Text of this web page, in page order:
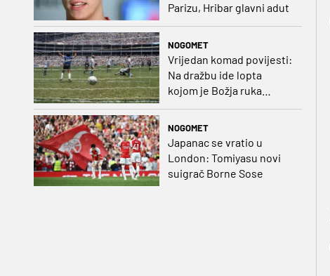
Parizu, Hribar glavni adut
NOGOMET
Vrijedan komad povijesti:
Na dražbu ide lopta
kojom je Božja ruka
NOGOMET
Japanac se vratio u
London: Tomiyasu novi
suigrač Borne Sose